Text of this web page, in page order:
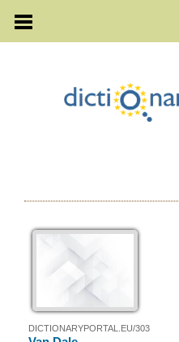
DICTIONARYPORTAL.EU/303